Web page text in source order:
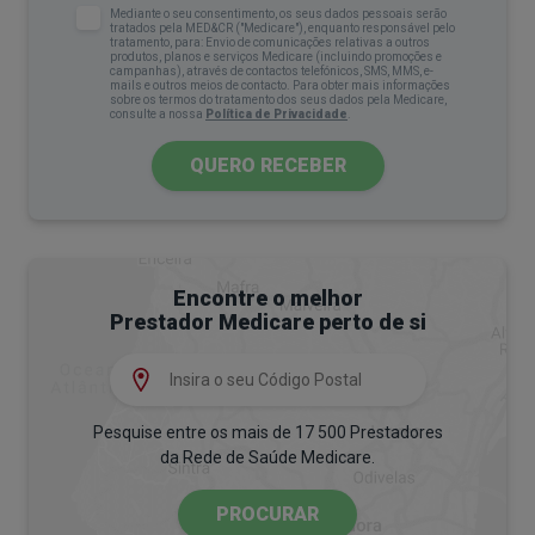
por um episódio traumático ou stressante, como a
morte de um familiar ou a mudança para uma nova
residência.
crianças?
No regresso às aulas, a ansiedade pode
manifestar-se de diversas formas que variam de
criança para criança. Os sintomas podem ser
Mediante o seu consentimento, os seus dados pessoais serão
tratados pela MED&CR ("Medicare"), enquanto responsável pelo
tratamento, para: Envio de comunicações relativas a outros
produtos, planos e serviços Medicare (incluindo promoções e
campanhas), através de contactos telefónicos, SMS, MMS, e-
mails e outros meios de contacto. Para obter mais informações
sobre os termos do tratamento dos seus dados pela Medicare,
consulte a nossa Política de Privacidade
QUERO RECEBER
Encontre o melhor
Prestador Medicare perto de si
Pesquise entre os mais de 17 500 Prestadores
da Rede de Saúde Medicare.
PROCURAR